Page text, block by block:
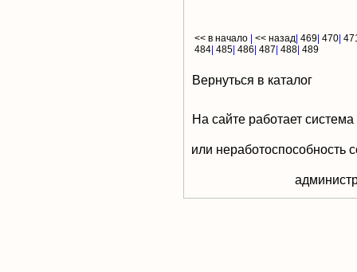
<< в начало << назад 469 470
484 485 486 487 488 489
Вернуться в каталог
На сайте работает
или неработоспособность